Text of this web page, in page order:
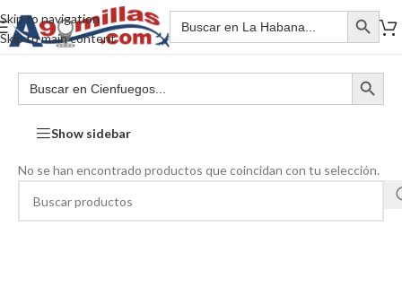
Skip to navigation
Skip to main content
Show sidebar
No se han encontrado productos que coincidan con tu selección.